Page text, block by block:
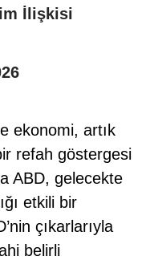
İlişkisi
ekonomi, artık
refah göstergesi
ABD, gelecekte
etkili bir
’nin çıkarlarıyla
belirli